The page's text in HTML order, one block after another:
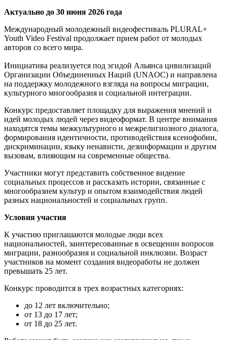
Актуально до 30 июня 2026 года
Международный молодежный видеофестиваль PLURAL+
Youth Video Festival продолжает прием работ от молодых
авторов со всего мира.
Инициатива реализуется под эгидой Альянса цивилизаций
Организации Объединенных Наций (UNAOC) и направлена
на поддержку молодежного взгляда на вопросы миграции,
культурного многообразия и социальной интеграции.
Конкурс предоставляет площадку для выражения мнений и
идей молодых людей через видеоформат. В центре внимания
находятся темы межкультурного и межрелигиозного диалога,
формирования идентичности, противодействия ксенофобии,
дискриминации, языку ненависти, дезинформации и другим
вызовам, влияющим на современные общества.
Участники могут представить собственное видение
социальных процессов и рассказать истории, связанные с
многообразием культур и опытом взаимодействия людей
разных национальностей и социальных групп.
Условия участия
К участию приглашаются молодые люди всех
национальностей, заинтересованные в освещении вопросов
миграции, разнообразия и социальной инклюзии. Возраст
участников на момент создания видеоработы не должен
превышать 25 лет.
Конкурс проводится в трех возрастных категориях:
до 12 лет включительно;
от 13 до 17 лет;
от 18 до 25 лет.